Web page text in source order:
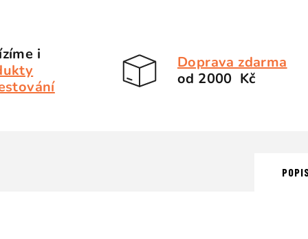
i
Doprava zdarma
od 2000 Kč